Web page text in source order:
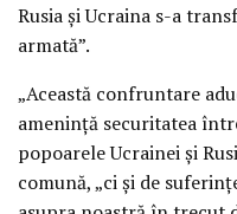
Rusia și Ucraina s-a
armată”.
„Această confruntare
amenință securitatea
popoarele Ucrainei și
comună, „ci și de